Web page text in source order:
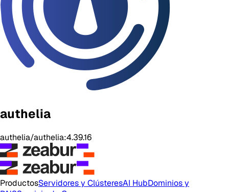
authelia
authelia/authelia:4.39.16
ProductosServidores y ClústeresAI HubDominios y